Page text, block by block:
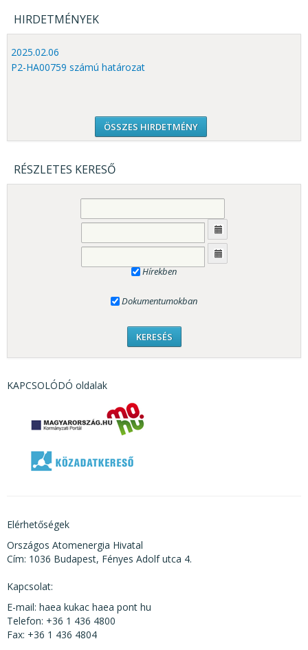
HIRDETMÉNYEK
2025.02.06
P2-HA00759 számú határozat
ÖSSZES HIRDETMÉNY
RÉSZLETES KERESŐ
Hírekben
Dokumentumokban
KAPCSOLÓDÓ oldalak
Elérhetőségek
Országos Atomenergia Hivatal
Cím: 1036 Budapest, Fényes Adolf utca 4.
Kapcsolat:
E-mail: haea kukac haea pont hu
Telefon: +36 1 436 4800
Fax: +36 1 436 4804